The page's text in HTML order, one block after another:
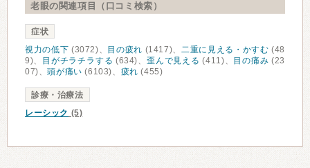
老眼の関連項目（口コミ検索）
症状
視力の低下 (3072)、 目の疲れ (1417)、 二重に見える・かすむ (48
9)、
目がチラチラする (634)、歪んで見える (411)、 目の痛み (23
07)、頭が痛い (6103)、 疲れ (455)
診療・治療法
レーシック (5)